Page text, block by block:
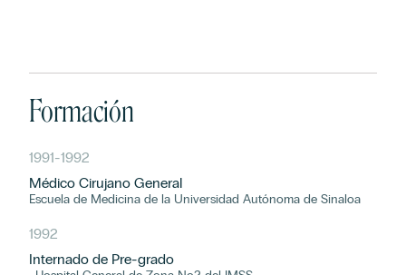
Formación
1991-1992
Médico Cirujano General
Escuela de Medicina de la Universidad Autónoma de Sinaloa
1992
Internado de Pre-grado